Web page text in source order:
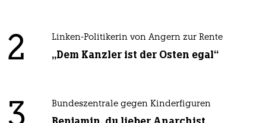
2 Linken-Politikerin von Angern zur Rente
„Dem Kanzler ist der Osten egal“
Bundeszentrale gegen Kinderfiguren